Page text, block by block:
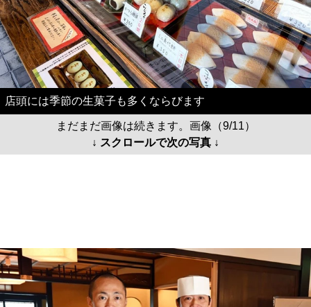
店頭には季節の生菓子も多くならびます
まだまだ画像は続きます。画像（9/11）
↓ スクロールで次の写真 ↓